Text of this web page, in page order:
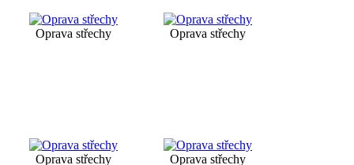
Oprava střechy Oprava střechy
Oprava střechy Oprava střechy